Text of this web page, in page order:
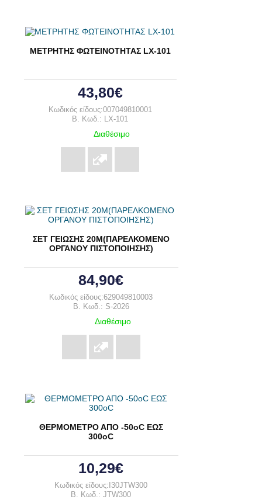
ΜΕΤΡΗΤΗΣ ΦΩΤΕΙΝΟΤΗΤΑΣ LX-101
43,80€
Κωδικός είδους:007049810001
B. Κωδ.: LX-101
Διαθέσιμο
ΣΕΤ ΓΕΙΩΣΗΣ 20Μ(ΠΑΡΕΛΚΟΜΕΝΟ
ΟΡΓΑΝΟΥ ΠΙΣΤΟΠΟΙΗΣΗΣ)
84,90€
Κωδικός είδους:629049810003
B. Κωδ.: S-2026
Διαθέσιμο
ΘΕΡΜΟΜΕΤΡΟ ΑΠΟ -50oC ΕΩΣ
300oC
10,29€
Κωδικός είδους:I30JTW300
B. Κωδ.: JTW300